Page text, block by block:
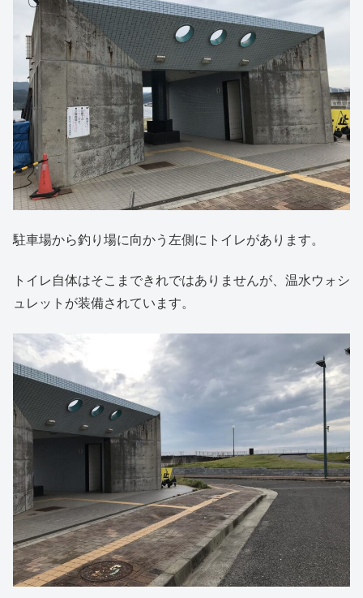
駐車場から釣り場に向かう左側にトイレがあります。
トイレ自体はそこまできれではありませんが、温水ウォシ
ュレットが装備されています。